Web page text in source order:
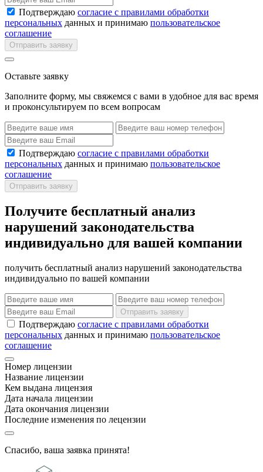
Подтверждаю согласие с правилами обработки
персональных данных и принимаю пользовательское
соглашение
Отправить заявку
Оставьте заявку
Заполните форму, мы свяжемся с вами в удобное для вас время
и проконсультируем по всем вопросам
Подтверждаю согласие с правилами обработки
персональных данных и принимаю пользовательское
соглашение
Отправить заявку
Получите бесплатный анализ
нарушений законодательства
индивидуально для вашей компании
получить бесплатный анализ нарушений законодательства
индивидуально по вашей компании
Отправить заявку
Подтверждаю согласие с правилами обработки
персональных данных и принимаю пользовательское
соглашение
Номер лицензии
Название лицензии
Кем выдана лицензия
Дата начала лицензии
Дата окончания лицензии
Последние изменения по лецензии
Спасибо, ваша заявка принята!